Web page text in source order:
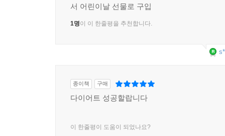
서 어린이날 선물로 구입
1명이 이 한줄평을 추천합니다.
종이책 구매
다이어트 성공할랍니다
이 한줄평이 도움이 되었나요?